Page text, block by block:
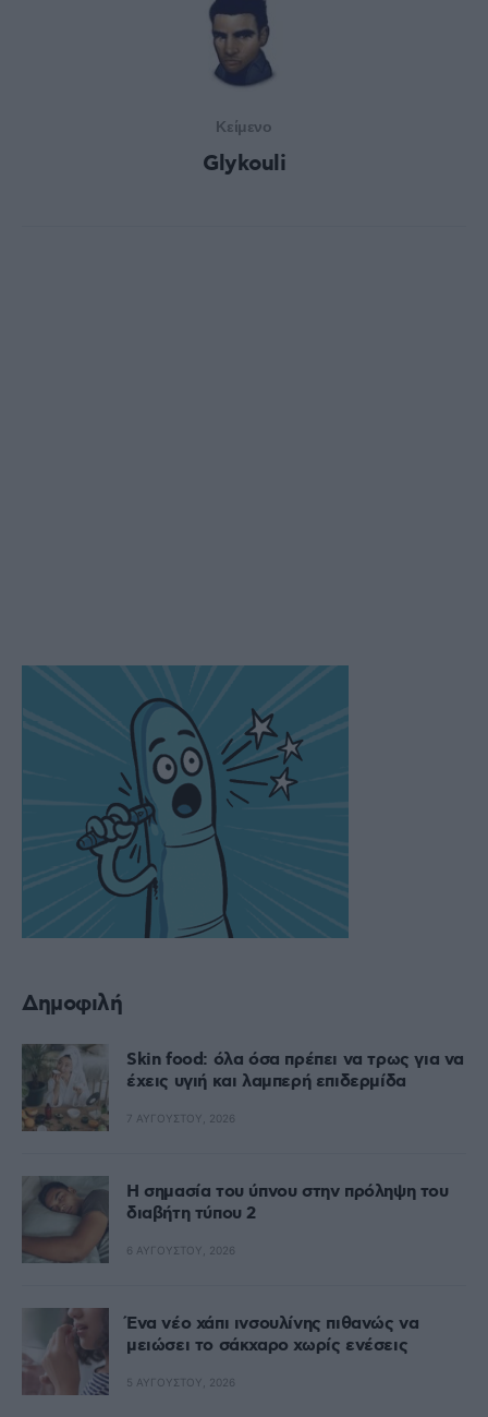
Κείμενο
Glykouli
Δημοφιλή
Skin food: όλα όσα πρέπει να τρως για να
έχεις υγιή και λαμπερή επιδερμίδα
7 ΑΥΓΟΎΣΤΟΥ, 2026
Η σημασία του ύπνου στην πρόληψη του
διαβήτη τύπου 2
6 ΑΥΓΟΎΣΤΟΥ, 2026
Ένα νέο χάπι ινσουλίνης πιθανώς να
μειώσει το σάκχαρο χωρίς ενέσεις
5 ΑΥΓΟΎΣΤΟΥ, 2026